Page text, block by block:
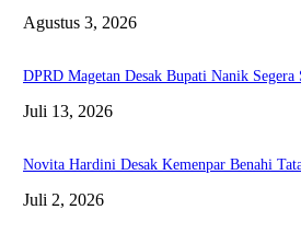
Agustus 3, 2026
DPRD Magetan Desak Bupati Nanik
Juli 13, 2026
Novita Hardini Desak Kemenpar Benahi
Juli 2, 2026